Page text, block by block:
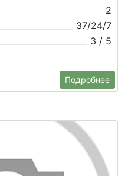
2
37/24/7
3 / 5
Подробнее